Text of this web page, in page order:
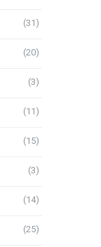
(31)
(20)
(3)
(11)
(15)
(3)
(14)
(25)